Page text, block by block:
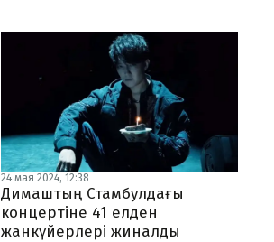
24 мая 2024, 12:38
Димаштың Стамбулдағы
концертіне 41 елден
жанкүйерлері жиналды